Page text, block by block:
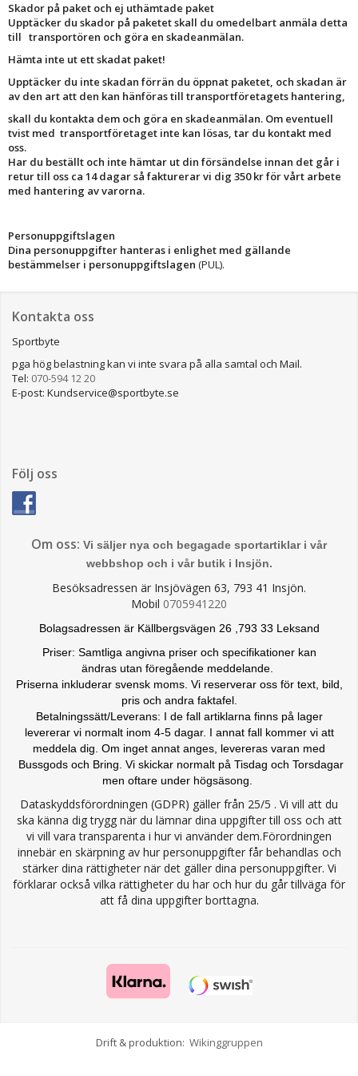
Skador på paket och ej uthämtade paket
Upptäcker du skador på paketet skall du omedelbart anmäla detta
till transportören och göra en skadeanmälan.
Hämta inte ut ett skadat paket!
Upptäcker du inte skadan förrän du öppnat paketet, och skadan är
av den art att den kan hänföras till transportföretagets hantering,
skall du kontakta dem och göra en skadeanmälan. Om eventuell
tvist med transportföretaget inte kan lösas, tar du kontakt med
oss.
Har du beställt och inte hämtar ut din försändelse innan det går i
retur till oss ca 14 dagarså fakturerar vi dig 350 kr för vårt arbete
med hantering av varorna.
Personuppgiftslagen
Dina personuppgifter hanteras i enlighet med gällande
bestämmelser i personuppgiftslagen (PUL).
Kontakta oss
Sportbyte
pga hög belastning kan vi inte svara på alla samtal och Mail.
Tel: 070-594 12 20
E-post: Kundservice@sportbyte.se
Följ oss
Om oss: Vi säljer nya och begagade sportartiklar i vår
webbshop och i vår butik i Insjön.
Besöksadressen är Insjövägen 63, 793 41 Insjön.
Mobil 0705941220
Bolagsadressen är Källbergsvägen 26 ,793 33 Leksand
Priser: Samtliga angivna priser och specifikationer kan
ändras utan föregående meddelande.
Priserna inkluderar svensk moms. Vi reserverar oss för text, bild,
pris och andra faktafel.
Betalningssätt/Leverans: I de fall artiklarna finns på lager
levererar vi normalt inom 4-5 dagar. I annat fall kommer vi att
meddela dig. Om inget annat anges, levereras varan med
Bussgods och Bring. Vi skickar normalt på Tisdag och Torsdagar
men oftare under högsäsong.
Dataskyddsförordningen (GDPR) gäller från 25/5 . Vi vill att du
ska känna dig trygg när du lämnar dina uppgifter till oss och att
vi vill vara transparenta i hur vi använder dem.Förordningen
innebär en skärpning av hur personuppgifter får behandlas och
stärker dina rättigheter när det gäller dina personuppgifter. Vi
förklarar också vilka rättigheter du har och hur du går tillväga för
att få dina uppgifter borttagna.
Drift & produktion: Wikinggruppen